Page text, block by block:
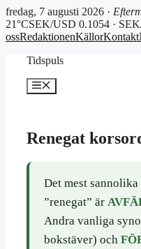
fredag, 7 augusti 2026 ·
21°CSEK/USD 0.1054 ·
ossRedaktionenKällorKontakt
Tidspuls
Meny
Renegat
Det mest
”renegat” är
Andra vanliga
bokstäver) och